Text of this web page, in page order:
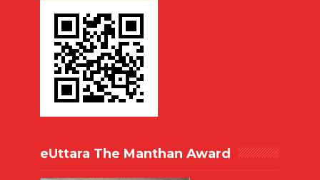
eUttara The Manthan Award